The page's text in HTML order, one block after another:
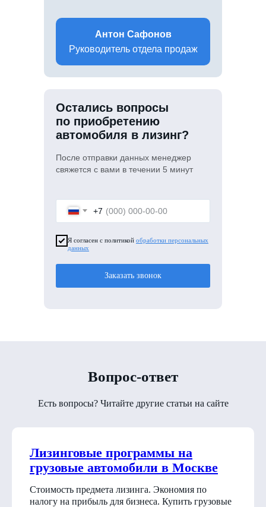
+7
Я согласен с политикой обработки персональных
данных
Заказать звонок
Остались вопросы
по приобретению
автомобиля в лизинг?
После отправки данных менеджер
свяжется с вами в течении 5 минут
Антон Сафонов
Руководитель отдела продаж
Вопрос-ответ
Есть вопросы? Читайте другие статьи на сайте
Лизинговые программы на
грузовые автомобили в Москве
Стоимость предмета лизинга. Экономия по
налогу на прибыль для бизнеса. Купить грузовые